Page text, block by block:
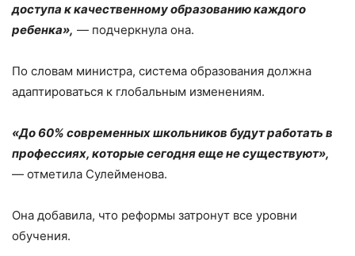
доступа к качественному образованию каждого
ребенка», — подчеркнула она.
По словам министра, система образования должна
адаптироваться к глобальным изменениям.
«До 60% современных школьников будут работать в
профессиях, которые сегодня еще не существуют»,
— отметила Сулейменова.
Она добавила, что реформы затронут все уровни
обучения.